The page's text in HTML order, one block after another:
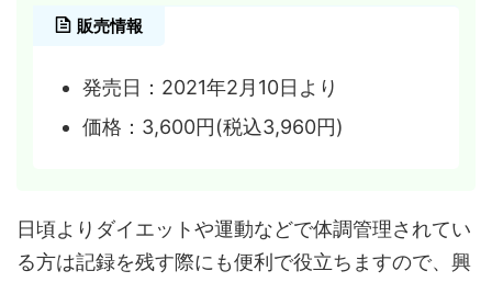
販売情報
発売日：2021年2月10日より
価格：3,600円(税込3,960円)
日頃よりダイエットや運動などで体調管理されてい
る方は記録を残す際にも便利で役立ちますので、興